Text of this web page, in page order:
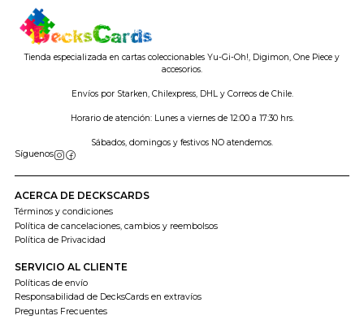
Tienda especializada en cartas coleccionables Yu-Gi-Oh!, Digimon, One Piece y
accesorios.
Envíos por Starken, Chilexpress, DHL y Correos de Chile.
Horario de atención: Lunes a viernes de 12:00 a 17:30 hrs.
Sábados, domingos y festivos NO atendemos.
Síguenos
ACERCA DE DECKSCARDS
Términos y condiciones
Política de cancelaciones, cambios y reembolsos
Política de Privacidad
SERVICIO AL CLIENTE
Políticas de envío
Responsabilidad de DecksCards en extravíos
Preguntas Frecuentes